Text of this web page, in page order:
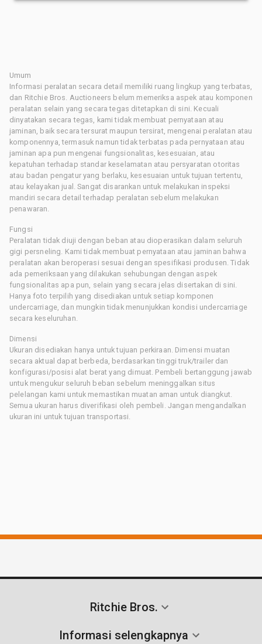
Umum
Informasi peralatan secara detail memiliki ruang lingkup yang terbatas,
dan Ritchie Bros. Auctioneers belum memeriksa aspek atau komponen
peralatan selain yang secara tegas ditetapkan di sini. Kecuali
dinyatakan secara tegas, kami tidak membuat pernyataan atau
jaminan, baik secara tersurat maupun tersirat, mengenai peralatan atau
komponennya, termasuk namun tidak terbatas pada pernyataan atau
jaminan apa pun mengenai fungsionalitas, kesesuaian, atau
kepatuhan terhadap standar keselamatan atau persyaratan otoritas
atau badan pengatur yang berlaku, kesesuaian untuk tujuan tertentu,
atau kelayakan jual. Sangat disarankan untuk melakukan inspeksi
mandiri secara detail terhadap peralatan sebelum melakukan
penawaran.
Fungsi
Peralatan tidak diuji dengan beban atau dioperasikan dalam seluruh
gigi persneling. Kami tidak membuat pernyataan atau jaminan bahwa
peralatan akan beroperasi sesuai dengan spesifikasi produsen. Tidak
ada pemeriksaan yang dilakukan sehubungan dengan aspek
fungsionalitas apa pun, selain yang secara jelas disertakan di sini.
Hanya foto terpilih yang disediakan untuk setiap komponen
undercarriage, dan mungkin tidak menunjukkan kondisi undercarriage
secara keseluruhan.
Dimensi
Ukuran disediakan hanya untuk tujuan perkiraan. Dimensi muatan
secara aktual dapat berbeda, berdasarkan tinggi truk/trailer dan
konfigurasi/posisi alat berat yang dimuat. Pembeli bertanggung jawab
untuk mengukur seluruh beban sebelum meninggalkan situs
pelelangan kami untuk memastikan muatan aman untuk diangkut.
Semua ukuran harus diverifikasi oleh pembeli. Jangan mengandalkan
ukuran ini untuk tujuan transportasi.
Ritchie Bros.
Informasi selengkapnya